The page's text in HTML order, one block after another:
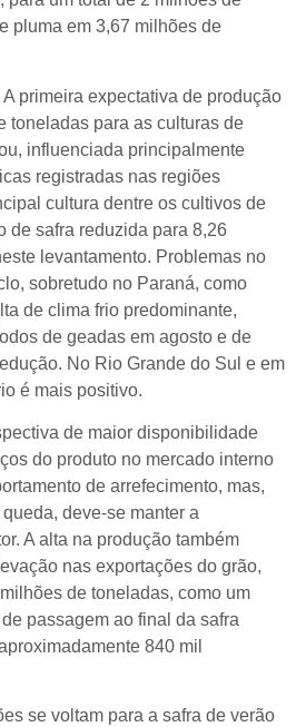
pluma em 3,67 milhões de
A primeira expectativa de produção
toneladas para as culturas de
influenciada principalmente
registradas nas regiões
cultura dentre os cultivos de
de safra reduzida para 8,26
levantamento. Problemas no
sobretudo no Paraná, como
de clima frio predominante,
de geadas em agosto e de
No Rio Grande do Sul e em
é mais positivo.
de maior disponibilidade
do produto no mercado interno
de arrefecimento, mas,
deve-se manter a
A alta na produção também
nas exportações do grão,
de toneladas, como um
passagem ao final da safra
840 mil
se voltam para a safra de verão